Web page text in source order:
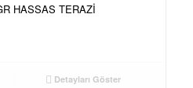
HASSAS TERAZİ
Detayları Göster